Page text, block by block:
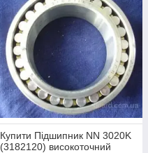
Купити Підшипник NN 3020K
(3182120) високоточний